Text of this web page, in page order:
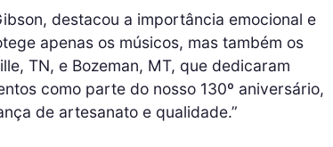
destacou a importância emocional e
apenas os músicos, mas também os
TN, e Bozeman, MT, que dedicaram
como parte do nosso 130º aniversário,
de artesanato e qualidade.”